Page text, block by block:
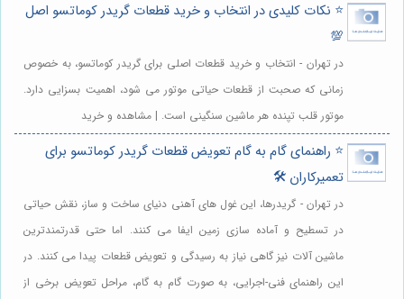
⭐️ نکات کلیدی در انتخاب و خرید قطعات گریدر کوماتسو اصل
💯
در تهران - انتخاب و خرید قطعات اصلی برای گریدر کوماتسو، به خصوص
زمانی که صحبت از قطعات حیاتی موتور می شود، اهمیت بسزایی دارد.
موتور قلب تپنده هر ماشین سنگینی است. | مشاهده و خرید
⭐️ راهنمای گام به گام تعویض قطعات گریدر کوماتسو برای
تعمیرکاران 🛠️
در تهران - گریدرها، این غول های آهنی دنیای ساخت و ساز، نقش حیاتی
در تسطیح و آماده سازی زمین ایفا می کنند. اما حتی قدرتمندترین
ماشین آلات نیز گاهی نیاز به رسیدگی و تعویض قطعات پیدا می کنند. در
این راهنمای فنی-اجرایی، به صورت گام به گام، مراحل تعویض برخی از